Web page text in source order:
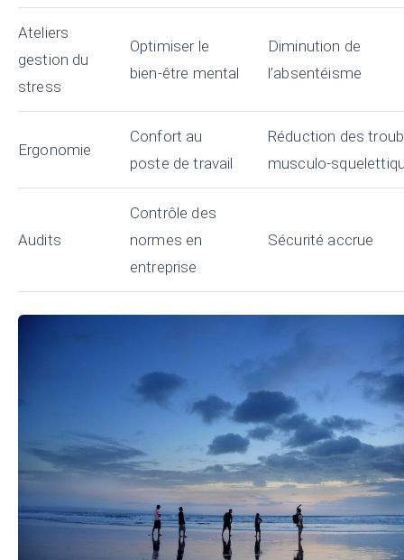
Ateliers
gestion du
stress
Optimiser le
bien-être mental
Diminution de
l’absentéisme
Ergonomie
Confort au
poste de travail
Réduction des
musculo-
Audits
Contrôle des
normes en
entreprise
Sécurité accrue